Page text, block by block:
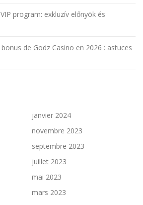
program: exkluzív előnyök és
de Godz Casino en 2026 : astuces
janvier 2024
novembre 2023
septembre 2023
juillet 2023
mai 2023
mars 2023